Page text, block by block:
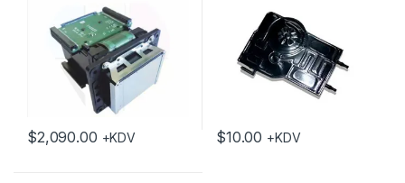
$2,090.00 +KDV $10.00 +KDV